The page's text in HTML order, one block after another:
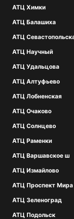
АТЦ Химки
АТЦ Балашиха
АТЦ
АТЦ Научный
АТЦ Удальцова
АТЦ Алтуфьево
АТЦ Лобненская
АТЦ Очаково
АТЦ Солнцево
АТЦ Раменки
АТЦ Варшавское ш
АТЦ Измайлово
АТЦ Проспект Мира
АТЦ Зеленоград
АТЦ Подольск